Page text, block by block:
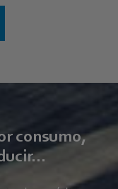
consumo,